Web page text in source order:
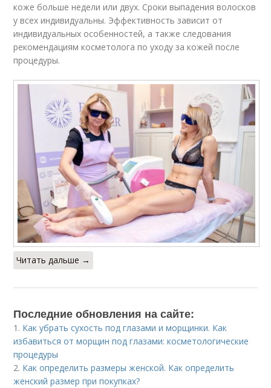
коже больше недели или двух. Сроки выпадения волосков
у всех индивидуальны. Эффективность зависит от
индивидуальных особенностей, а также следования
рекомендациям косметолога по уходу за кожей после
процедуры.
Читать дальше →
Последние обновления на сайте:
1. Как убрать сухость под глазами и морщинки. Как
избавиться от морщин под глазами: косметологические
процедуры
2. Как определить размеры женской. Как определить
женский размер при покупках?